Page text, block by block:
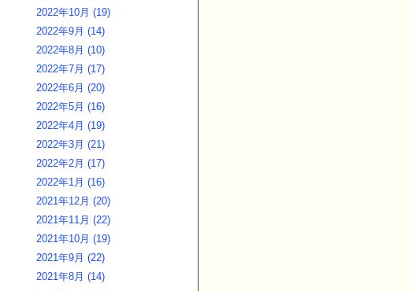
2022年10月 (19)
2022年9月 (14)
2022年8月 (10)
2022年7月 (17)
2022年6月 (20)
2022年5月 (16)
2022年4月 (19)
2022年3月 (21)
2022年2月 (17)
2022年1月 (16)
2021年12月 (20)
2021年11月 (22)
2021年10月 (19)
2021年9月 (22)
2021年8月 (14)